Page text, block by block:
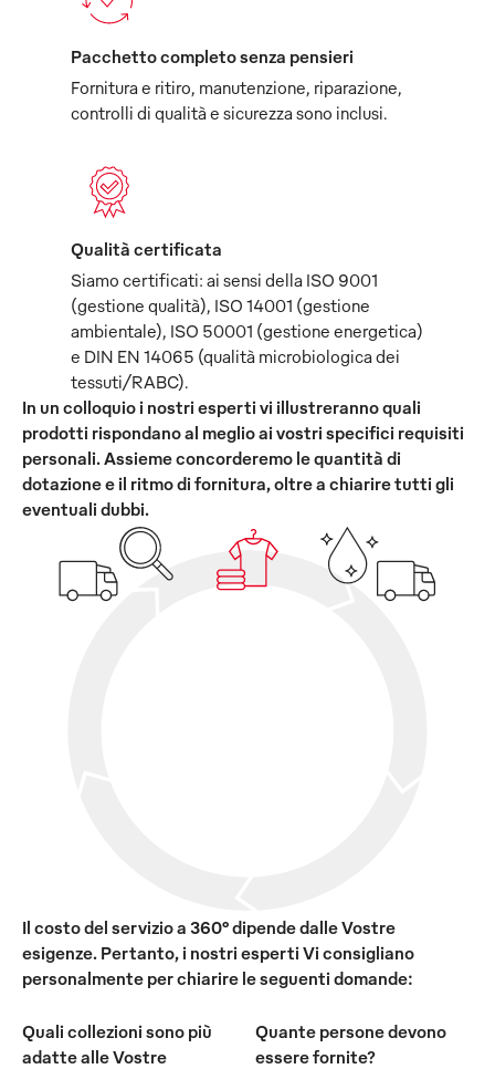
Pacchetto completo senza pensieri
Fornitura e ritiro, manutenzione, riparazione,
controlli di qualità e sicurezza sono inclusi.
Qualità certificata
Siamo certificati: ai sensi della ISO 9001
(gestione qualità), ISO 14001 (gestione
ambientale), ISO 50001 (gestione energetica)
e DIN EN 14065 (qualità microbiologica dei
tessuti/RABC).
In un colloquio i nostri esperti vi illustreranno quali
prodotti rispondano al meglio ai vostri specifici requisiti
personali. Assieme concorderemo le quantità di
dotazione e il ritmo di fornitura, oltre a chiarire tutti gli
eventuali dubbi.
Il costo del servizio a 360° dipende dalle Vostre
esigenze. Pertanto, i nostri esperti Vi consigliano
personalmente per chiarire le seguenti domande:
Quali collezioni sono più
adatte alle Vostre
Quante persone devono
essere fornite?